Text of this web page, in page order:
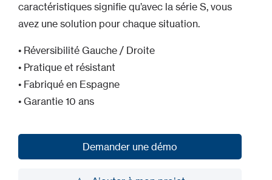
caractéristiques signifie qu’avec la série S, vous
avez une solution pour chaque situation.
• Réversibilité Gauche / Droite
• Pratique et résistant
• Fabriqué en Espagne
• Garantie 10 ans
Demander une démo